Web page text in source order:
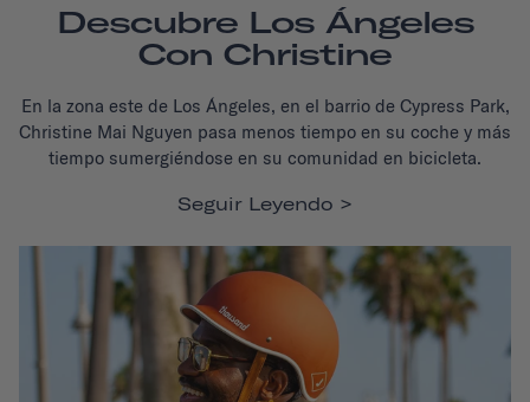
Descubre Los Ángeles
Con Christine
En la zona este de Los Ángeles, en el barrio de Cypress Park,
Christine Mai Nguyen pasa menos tiempo en su coche y más
tiempo sumergiéndose en su comunidad en bicicleta.
Seguir Leyendo